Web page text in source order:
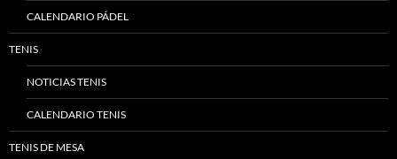
CALENDARIO PÁDEL
TENIS
NOTICIAS TENIS
CALENDARIO TENIS
TENIS DE MESA